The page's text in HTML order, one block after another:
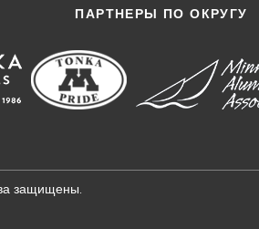
ПАРТНЕРЫ ПО ОКРУГУ
защищены.